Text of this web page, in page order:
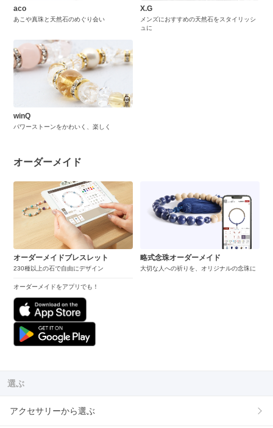
aco
あこや真珠と天然石のめぐり会い
X.G
メンズにおすすめの天然石をスタイリッシ
ュに
winQ
パワーストーンをかわいく、楽しく
オーダーメイド
オーダーメイドブレスレット
230種以上の石で自由にデザイン
オーダーメイドをアプリでも！
略式念珠オーダーメイド
大切な人への祈りを、オリジナルの念珠に
選ぶ
アクセサリーから選ぶ